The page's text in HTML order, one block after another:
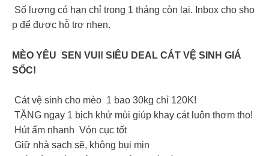
Số lượng có hạn chỉ trong 1 tháng còn lại. Inbox cho sho
p để được hỗ trợ nhen.
MÈO YÊU SEN VUI! SIÊU DEAL CÁT VỆ SINH GIÁ
SỐC!
Cát vệ sinh cho mèo 1 bao 30kg chỉ 120K!
TẶNG ngay 1 bịch khử mùi giúp khay cát luôn thơm tho!
Hút ẩm nhanh Vón cục tốt
Giữ nhà sạch sẽ, không bụi mịn